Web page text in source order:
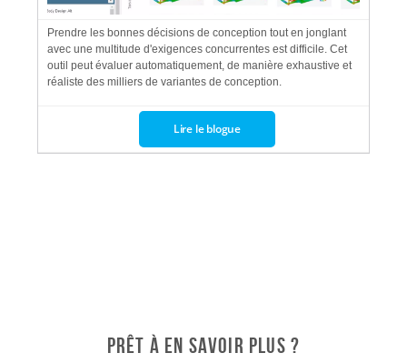
Prendre les bonnes décisions de conception tout en jonglant
avec une multitude d'exigences concurrentes est difficile. Cet
outil peut évaluer automatiquement, de manière exhaustive et
réaliste des milliers de variantes de conception.
Lire le blogue
Prêt à en savoir plus ?